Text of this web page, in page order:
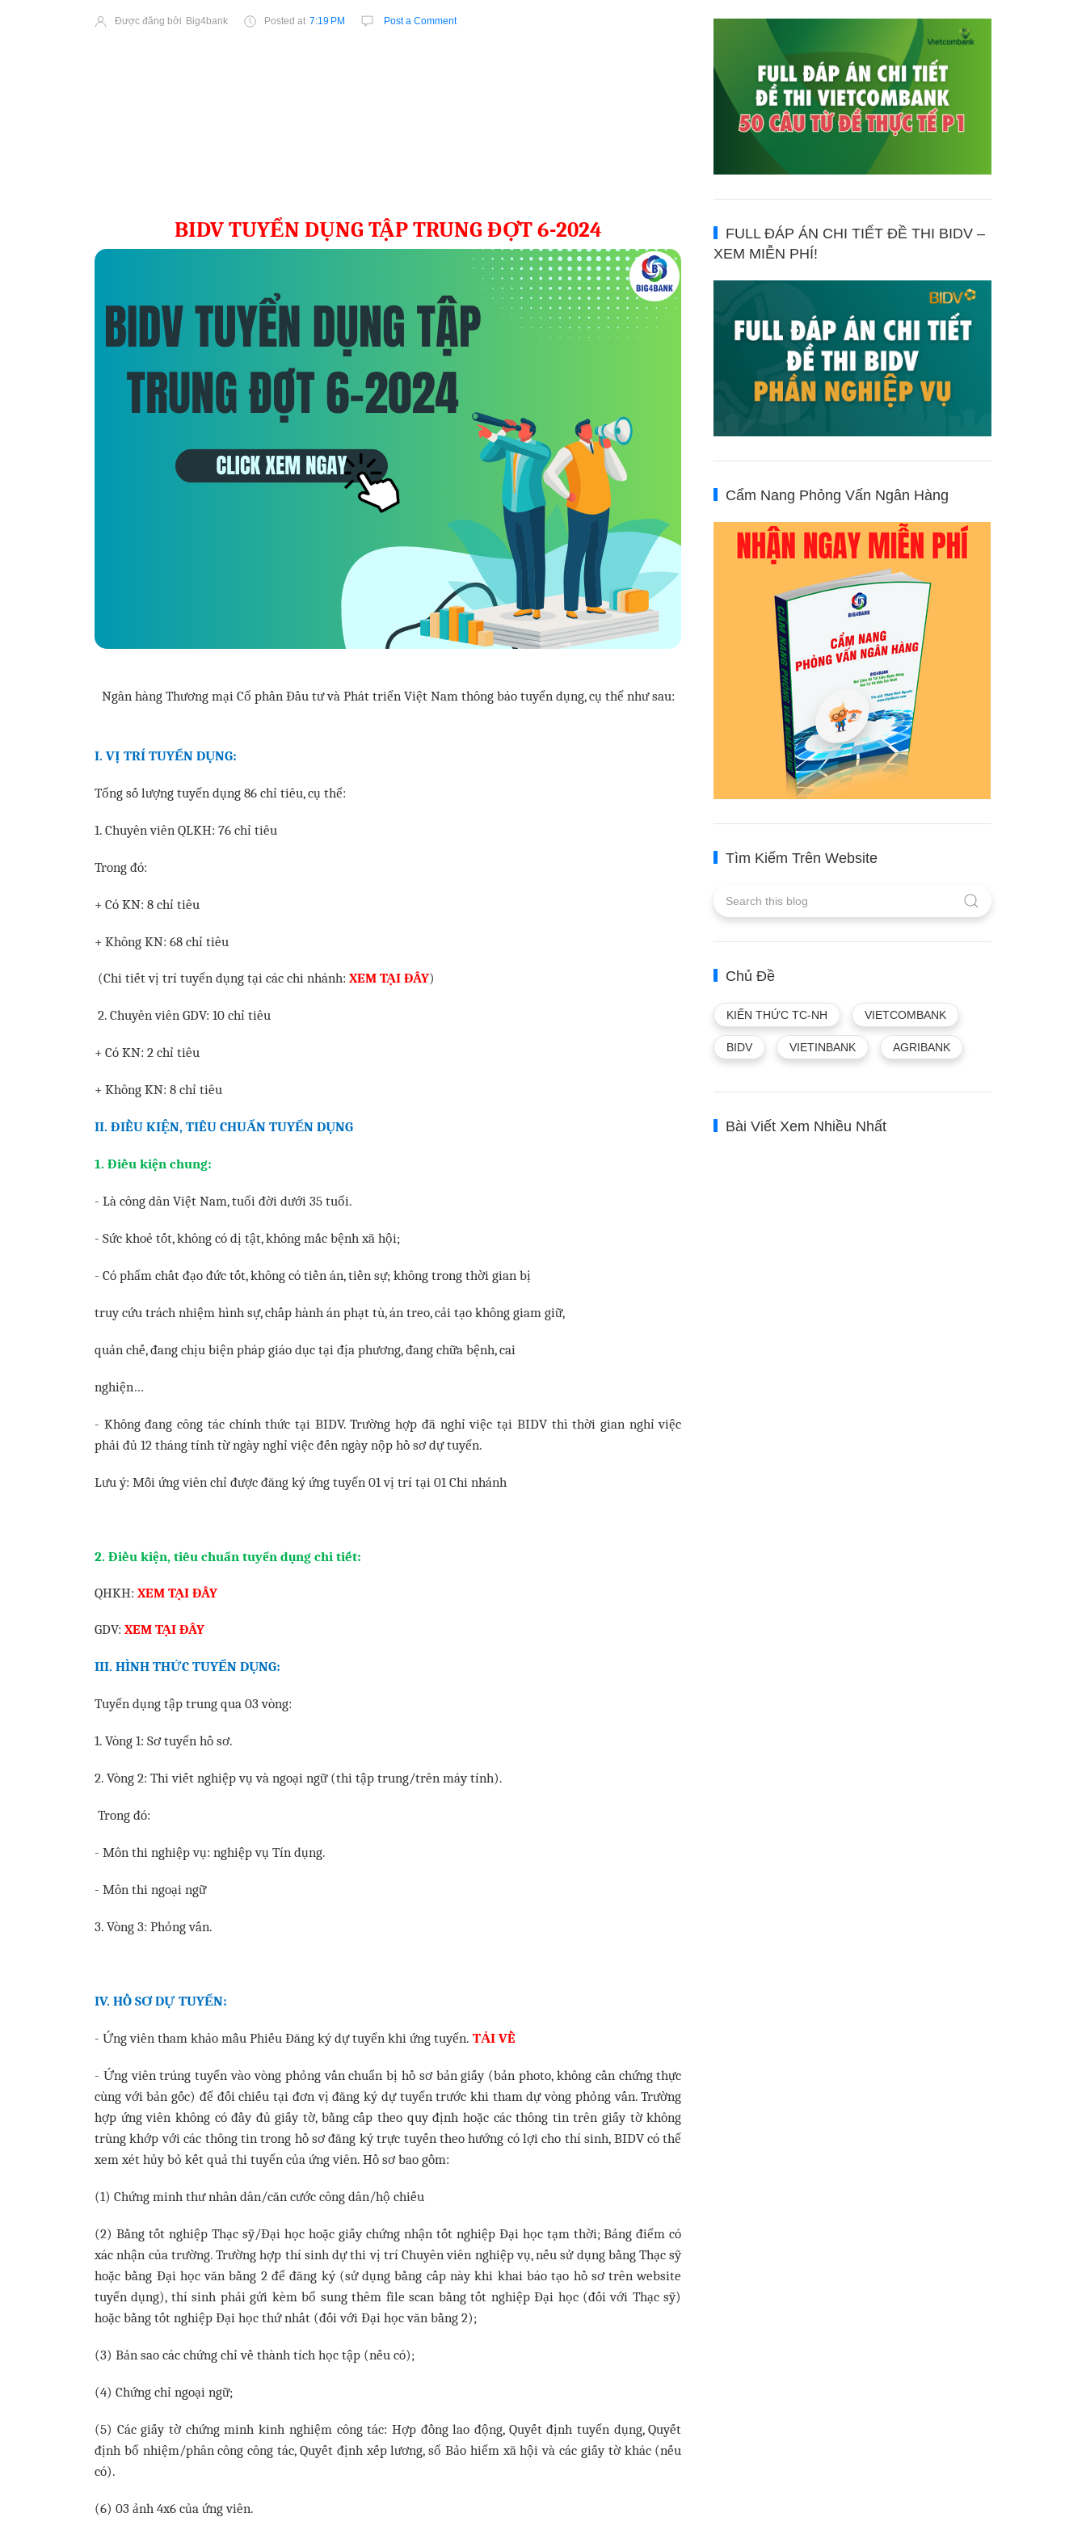
Được đăng bởi Big4bank Posted at 7:19 PM Post a Comment
BIDV TUYỂN DỤNG TẬP TRUNG ĐỢT 6-2024
Ngân hàng Thương mại Cổ phần Đầu tư và Phát triển Việt Nam thông báo tuyển dụng, cụ thể như sau:
I. VỊ TRÍ TUYỂN DỤNG:
Tổng số lượng tuyển dụng 86 chỉ tiêu, cụ thể:
1. Chuyên viên QLKH: 76 chỉ tiêu
Trong đó:
+ Có KN: 8 chỉ tiêu
+ Không KN: 68 chỉ tiêu
(Chi tiết vị trí tuyển dụng tại các chi nhánh: XEM TẠI ĐÂY)
2. Chuyên viên GDV: 10 chỉ tiêu
+ Có KN: 2 chỉ tiêu
+ Không KN: 8 chỉ tiêu
II. ĐIỀU KIỆN, TIÊU CHUẨN TUYỂN DỤNG
1. Điều kiện chung:
- Là công dân Việt Nam, tuổi đời dưới 35 tuổi.
- Sức khoẻ tốt, không có dị tật, không mắc bệnh xã hội;
- Có phẩm chất đạo đức tốt, không có tiền án, tiền sự; không trong thời gian bị
truy cứu trách nhiệm hình sự, chấp hành án phạt tù, án treo, cải tạo không giam giữ,
quản chế, đang chịu biện pháp giáo dục tại địa phương, đang chữa bệnh, cai
nghiện…
- Không đang công tác chính thức tại BIDV. Trường hợp đã nghỉ việc tại BIDV thì thời gian nghỉ việc
phải đủ 12 tháng tính từ ngày nghỉ việc đến ngày nộp hồ sơ dự tuyển.
Lưu ý: Mỗi ứng viên chỉ được đăng ký ứng tuyển 01 vị trí tại 01 Chi nhánh
2. Điều kiện, tiêu chuẩn tuyển dụng chi tiết:
QHKH: XEM TẠI ĐÂY
GDV: XEM TẠI ĐÂY
III. HÌNH THỨC TUYỂN DỤNG:
Tuyển dụng tập trung qua 03 vòng:
1. Vòng 1: Sơ tuyển hồ sơ.
2. Vòng 2: Thi viết nghiệp vụ và ngoại ngữ (thi tập trung/trên máy tính).
Trong đó:
- Môn thi nghiệp vụ: nghiệp vụ Tín dụng.
- Môn thi ngoại ngữ
3. Vòng 3: Phỏng vấn.
IV. HỒ SƠ DỰ TUYỂN:
- Ứng viên tham khảo mẫu Phiếu Đăng ký dự tuyển khi ứng tuyển. TẢI VỀ
- Ứng viên trúng tuyển vào vòng phỏng vấn chuẩn bị hồ sơ bản giấy (bản photo, không cần chứng thực
cùng với bản gốc) để đối chiếu tại đơn vị đăng ký dự tuyển trước khi tham dự vòng phỏng vấn. Trường
hợp ứng viên không có đầy đủ giấy tờ, bằng cấp theo quy định hoặc các thông tin trên giấy tờ không
trùng khớp với các thông tin trong hồ sơ đăng ký trực tuyến theo hướng có lợi cho thí sinh, BIDV có thể
xem xét hủy bỏ kết quả thi tuyển của ứng viên. Hồ sơ bao gồm:
(1) Chứng minh thư nhân dân/căn cước công dân/hộ chiếu
(2) Bằng tốt nghiệp Thạc sỹ/Đại học hoặc giấy chứng nhận tốt nghiệp Đại học tạm thời; Bảng điểm có
xác nhận của trường. Trường hợp thí sinh dự thi vị trí Chuyên viên nghiệp vụ, nếu sử dụng bằng Thạc sỹ
hoặc bằng Đại học văn bằng 2 để đăng ký (sử dụng bằng cấp này khi khai báo tạo hồ sơ trên website
tuyển dụng), thí sinh phải gửi kèm bổ sung thêm file scan bằng tốt nghiệp Đại học (đối với Thạc sỹ)
hoặc bằng tốt nghiệp Đại học thứ nhất (đối với Đại học văn bằng 2);
(3) Bản sao các chứng chỉ về thành tích học tập (nếu có);
(4) Chứng chỉ ngoại ngữ;
(5) Các giấy tờ chứng minh kinh nghiệm công tác: Hợp đồng lao động, Quyết định tuyển dụng, Quyết
định bổ nhiệm/phân công công tác, Quyết định xếp lương, sổ Bảo hiểm xã hội và các giấy tờ khác (nếu
có).
(6) 03 ảnh 4x6 của ứng viên.
FULL ĐÁP ÁN CHI TIẾT ĐỀ THI BIDV –
XEM MIỄN PHÍ!
Cẩm Nang Phỏng Vấn Ngân Hàng
Tìm Kiếm Trên Website
Chủ Đề
KIẾN THỨC TC-NH VIETCOMBANK
BIDV VIETINBANK AGRIBANK
Bài Viết Xem Nhiều Nhất